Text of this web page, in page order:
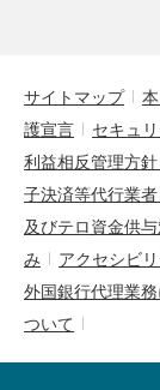
サイトマップ
護宣言
セキュ
利益相反管理方針
子決済等代行業
及びテロ資金供
み
アクセシビ
外国銀行代理業
ついて